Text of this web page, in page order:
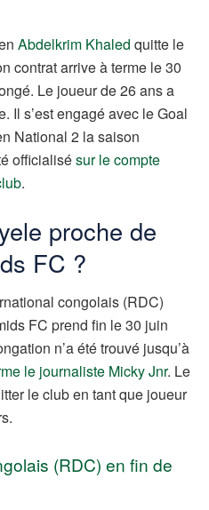
Abdelkrim Khaled quitte le
contrat arrive à terme le 30
Le joueur de 26 ans a
Il s’est engagé avec le Goal
National 2 la saison
officialisésur le compte
.
proche de
FC ?
congolais (RDC)
FC prend fin le 30 juin
n’a été trouvé jusqu’à
le journaliste Micky Jnr. Le
le club en tant que joueur
(RDC) en fin de